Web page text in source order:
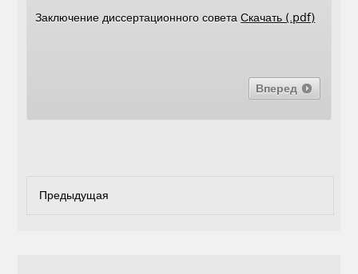
Заключение диссертационного советаСкачать (.pdf)
Вперед
Предыдущая